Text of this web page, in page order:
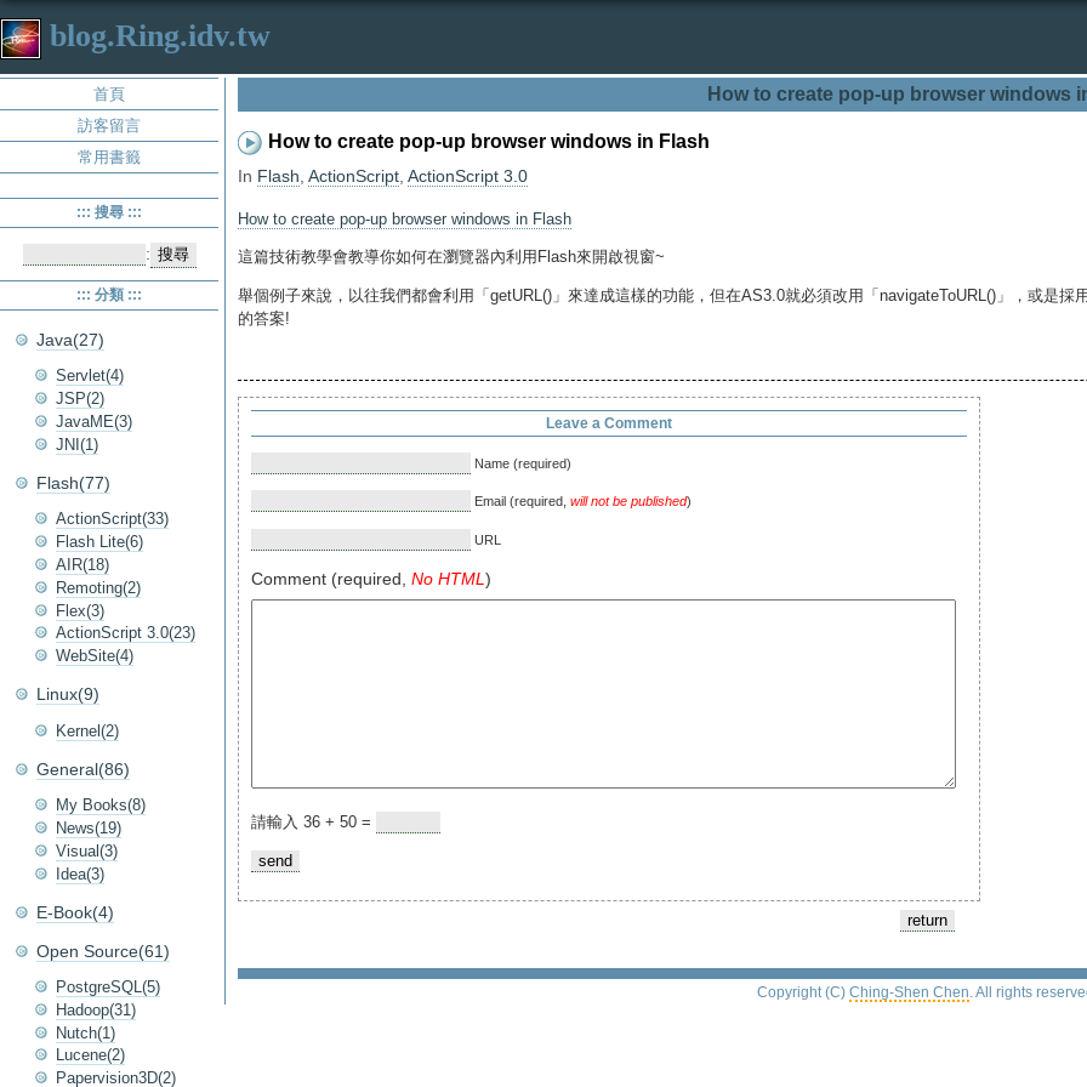
blog.Ring.idv.tw
How to create pop-up browser windows
How to create pop-up browser windows in Flash
In Flash ActionScript ActionScript 3.0
How to create pop-up browser windows in Flash
這篇技術教學會教導你如何在瀏覽器內利用Flash來開啟視窗~
舉個例子來說，以往我們都會利用「getURL()」來達成這樣的功能，但在AS3.0就必須改用「navigateToURL()」，或是
的答案!
Leave a Comment
Name (required)
Email (required, will not be published)
URL
Comment (required, No HTML )
請輸入 36 + 50 =
Copyright (C) Ching-Shen Chen . All rights
首頁
訪客留言
常用書籤
::: 搜尋 :::
:
::: 分類 :::
Java(27)
Servlet(4)
JSP(2)
JavaME(3)
JNI(1)
Flash(77)
ActionScript(33)
Flash Lite(6)
AIR(18)
Remoting(2)
Flex(3)
ActionScript 3.0(23)
WebSite(4)
Linux(9)
Kernel(2)
General(86)
My Books(8)
News(19)
Visual(3)
Idea(3)
E-Book(4)
Open Source(61)
PostgreSQL(5)
Hadoop(31)
Nutch(1)
Lucene(2)
Papervision3D(2)